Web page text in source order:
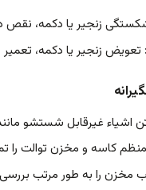
زنجیر یا دکمه، نقص
تعویض زنجیر یا دکمه، تعمیر
اشیاء غیرقابل شستشو
کاسه و مخزن توالت را
را به طور مرتب بررسی